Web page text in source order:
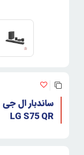
ساندبار ال جی
LG S75 QR